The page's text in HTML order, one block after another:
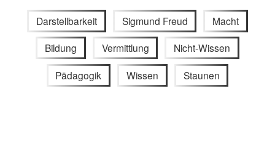
Darstellbarkeit Sigmund Freud Macht
Bildung Vermittlung Nicht-Wissen
Pädagogik Wissen Staunen